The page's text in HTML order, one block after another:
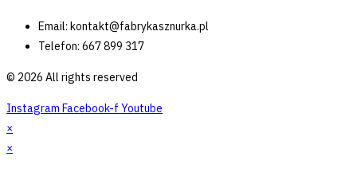
Email: kontakt@fabrykasznurka.pl
Telefon: 667 899 317
© 2026 All rights reserved
Instagram Facebook-f Youtube
×
×